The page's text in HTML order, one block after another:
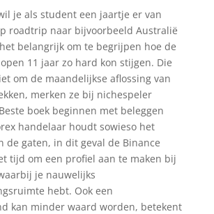
je als student een jaartje er van
roadtrip naar bijvoorbeeld Australië
belangrijk om te begrijpen hoe de
11 jaar zo hard kon stijgen. Die
om de maandelijkse aflossing van
merken ze bij nichespeler
boek beginnen met beleggen
handelaar houdt sowieso het
de gaten, in dit geval de Binance
tijd om een profiel aan te maken bij
je nauwelijks
hebt. Ook een
kan minder waard worden, betekent